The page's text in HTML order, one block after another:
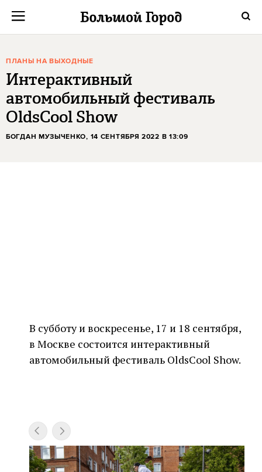
ПЛАНЫ НА ВЫХОДНЫЕ
Интерактивный
автомобильный фестиваль
OldsCool Show
БОГДАН МУЗЫЧЕНКО, 14 СЕНТЯБРЯ 2022 В 13:09
В субботу и воскресенье, 17 и 18 сентября,
в Москве состоится интерактивный
автомобильный фестиваль OldsCool Show.